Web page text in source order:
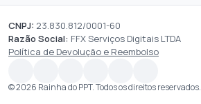
CNPJ: 23.830.812/0001-60
Razão Social: FFX Serviços Digitais LTDA
Política de Devolução e Reembolso
© 2026 Rainha do PPT. Todos os direitos reservados.